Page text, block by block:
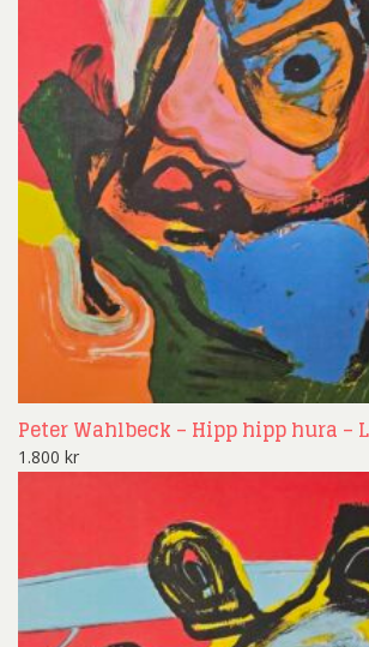
Peter Wahlbeck – Hipp hipp hura –
1.800 kr